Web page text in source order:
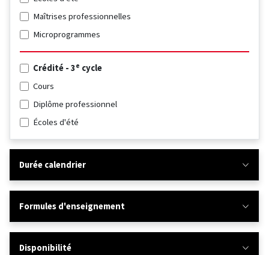
Maîtrises professionnelles
Microprogrammes
Crédité - 3e cycle
Cours
Diplôme professionnel
Écoles d'été
Durée calendrier
Formules d'enseignement
Disponibilité